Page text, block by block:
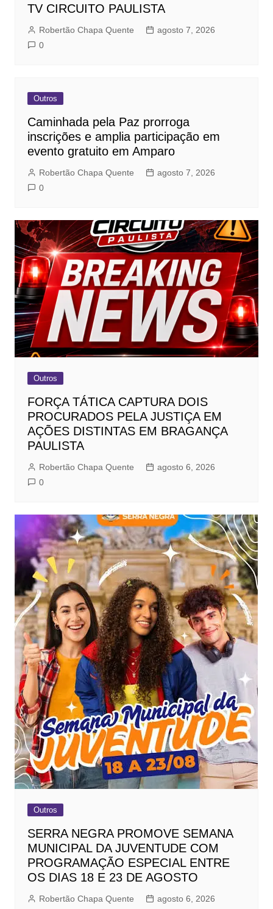
TV CIRCUITO PAULISTA
Robertão Chapa Quente
agosto 7, 2026
0
Outros
Caminhada pela Paz prorroga
inscrições e amplia participação em
evento gratuito em Amparo
Robertão Chapa Quente
agosto 7, 2026
0
Outros
FORÇA TÁTICA CAPTURA DOIS
PROCURADOS PELA JUSTIÇA EM
AÇÕES DISTINTAS EM BRAGANÇA
PAULISTA
Robertão Chapa Quente
agosto 6, 2026
0
Outros
SERRA NEGRA PROMOVE SEMANA
MUNICIPAL DA JUVENTUDE COM
PROGRAMAÇÃO ESPECIAL ENTRE
OS DIAS 18 E 23 DE AGOSTO
Robertão Chapa Quente agosto 6, 2026